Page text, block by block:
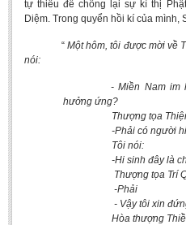
tự thiêu để chống lại sự kì thị
Diệm. Trong quyển hồi kí của mình,
“ Một hôm, tôi được mời về
nói:
- Miền Nam im
hưởng ứng?
Thượng tọa
-Phải có người
Tôi nói:
-Hi sinh đây là
Thượng tọa Trí
-Phải
- Vậy tôi xin
Hòa thượng